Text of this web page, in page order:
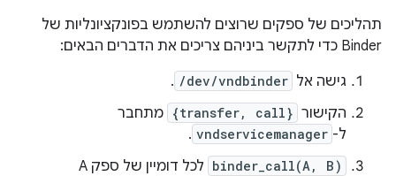
תהליכים של ספקים שרוצים להשתמש בפונקציונליות של
Binder כדי לתקשר ביניהם צריכים את הדברים הבאים:
גישה אל /dev/vndbinder
.
הקישור {transfer, call} מתחבר
ל- vndservicemanager
.
binder_call(A, B)
לכל דומיין של ספק A